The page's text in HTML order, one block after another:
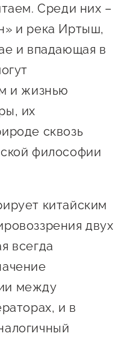
Среди них –
и река Иртыш,
и впадающая в
и жизнью
их
сквозь
философии
китайским
двух
всегда
между
и в